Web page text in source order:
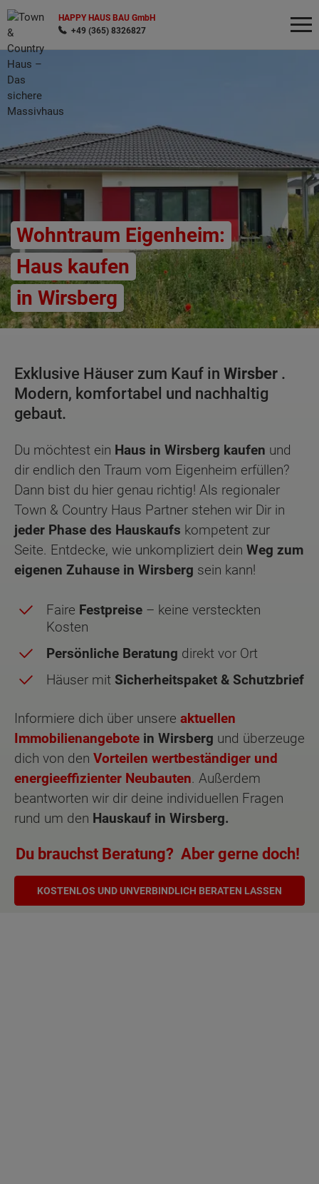
HAPPY HAUS BAU GmbH
+49 (365) 8326827
Wohntraum Eigenheim:
Haus kaufen
in Wirsberg
Exklusive Häuser zum Kauf in Wirsber .
Modern, komfortabel und nachhaltig
gebaut.
Du möchtest ein Haus in Wirsberg kaufen und
dir endlich den Traum vom Eigenheim erfüllen?
Dann bist du hier genau richtig! Als regionaler
Town & Country Haus Partner stehen wir Dir in
jeder Phase des Hauskaufs kompetent zur
Seite. Entdecke, wie unkompliziert dein Weg zum
eigenen Zuhause in Wirsberg sein kann!
Faire Festpreise – keine versteckten
Kosten
Persönliche Beratung direkt vor Ort
Häuser mit Sicherheitspaket & Schutzbrief
Informiere dich über unsere aktuellen
Immobilienangebote in Wirsberg und überzeuge
dich von den Vorteilen wertbeständiger und
energieeffizienter Neubauten. Außerdem
beantworten wir dir deine individuellen Fragen
rund um den Hauskauf in Wirsberg.
Du brauchst Beratung? Aber gerne doch!
KOSTENLOS UND UNVERBINDLICH BERATEN LASSEN
Wonach möchten Sie suchen?